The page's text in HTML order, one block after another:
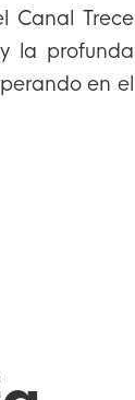
Canal Trece
la profunda
en el